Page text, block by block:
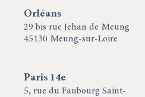
Orléans
29 bis rue Jehan de Meung
45130 Meung-sur-Loire
Paris 14e
5, rue du Faubourg Saint-